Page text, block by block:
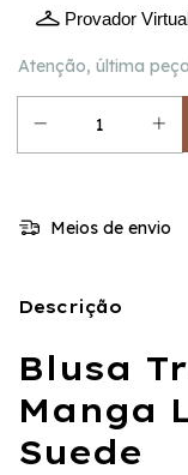
Provador
Atenção, última
Meios de envio
Descrição
Blusa
Manga
Suede